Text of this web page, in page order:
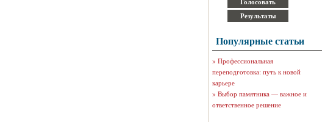
Популярные статьи
» Профессиональная
переподготовка: путь к новой
карьере
» Выбор памятника — важное и
ответственное решение